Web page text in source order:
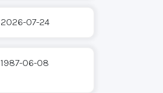
2026-07-24
1987-06-08